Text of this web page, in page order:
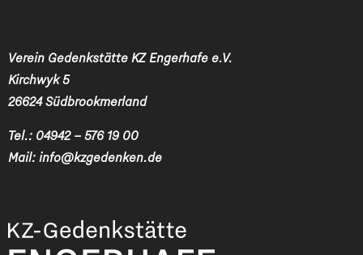
Verein Gedenkstätte KZ Engerhafe e.V.
Kirchwyk 5
26624 Südbrookmerland
Tel.: 04942 – 576 19 00
Mail: info@kzgedenken.de